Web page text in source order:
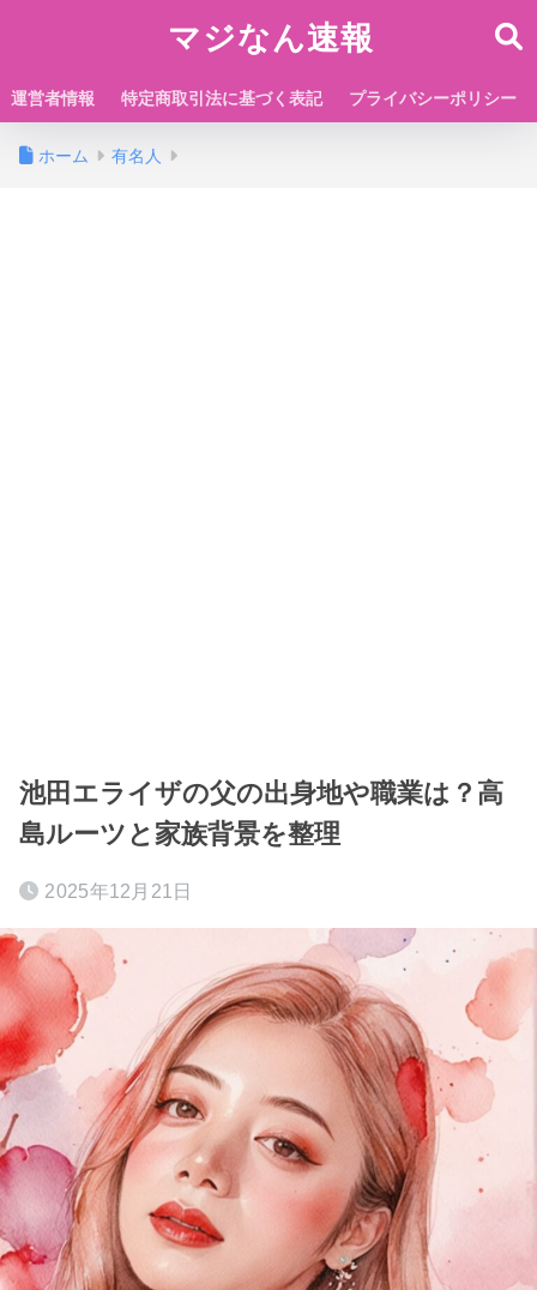
マジなん速報
運営者情報 特定商取引法に基づく表記 プライバシーポリシー
ホーム 有名人
池田エライザの父の出身地や職業は？高
島ルーツと家族背景を整理
2025年12月21日